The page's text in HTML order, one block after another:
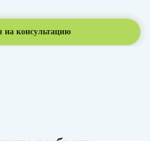
на консультацию